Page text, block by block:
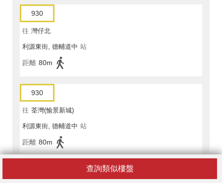
查詢類似樓盤
930
往 灣仔北
利源東街, 德輔道中 站
距離 80m
930
往 荃灣(愉景新城)
利源東街, 德輔道中 站
距離 80m